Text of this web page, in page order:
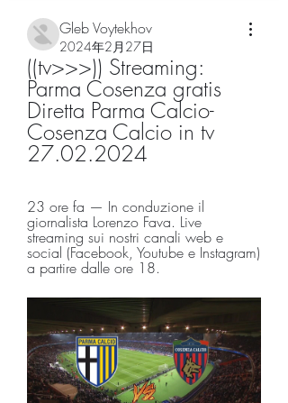
Gleb Voytekhov
2024年2月27日
((tv>>>)) Streaming:
Parma Cosenza gratis
Diretta Parma Calcio-
Cosenza Calcio in tv
27.02.2024
23 ore fa — In conduzione il
giornalista Lorenzo Fava. Live
streaming sui nostri canali web e
social (Facebook, Youtube e Instagram)
a partire dalle ore 18.